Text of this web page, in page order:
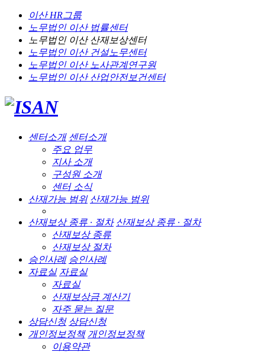
이산 HR그룹
노무법인 이산법률센터
노무법인 이산산재보상센터
노무법인 이산건설노무센터
노무법인 이산노사관계연구원
노무법인 이산산업안전보건센터
센터소개 센터소개
주요 업무
지사 소개
구성원 소개
센터 소식
산재가능 범위 산재가능 범위
산재보상 종류 · 절차 산재보상 종류 · 절차
산재보상 종류
산재보상 절차
승인사례 승인사례
자료실 자료실
자료실
산재보상금 계산기
자주 묻는 질문
상담신청 상담신청
개인정보정책 개인정보정책
이용약관